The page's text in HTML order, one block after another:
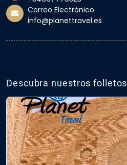
Correo Electrónico
info@planettravel.es
Descubra nuestros folletos